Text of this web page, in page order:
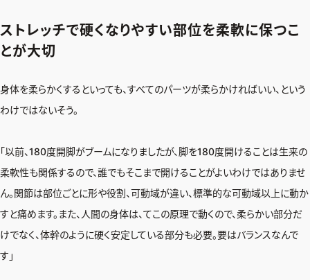
ストレッチで硬くなりやすい部位を柔軟に保つこ
とが大切
身体を柔らかくするといっても、すべてのパーツが柔らかければいい、という
わけではないそう。
「以前、180度開脚がブームになりましたが、脚を180度開けることは生来の
柔軟性も関係するので、誰でもそこまで開けることがよいわけではありませ
ん。関節は部位ごとに形や役割、可動域が違い、標準的な可動域以上に動か
すと痛めます。また、人間の身体は、てこの原理で動くので、柔らかい部分だ
けでなく、体幹のように硬く安定している部分も必要。要はバランスなんで
す」